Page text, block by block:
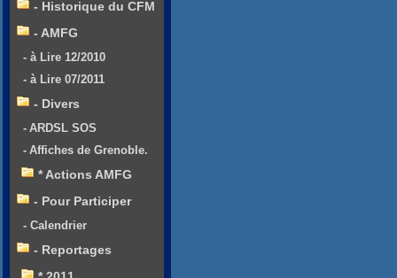
- Historique du CFM
- AMFG
- à Lire 12/2010
- à Lire 07/2011
- Divers
- ARDSL SOS
- Affiches de Grenoble.
* Actions AMFG
- Pour Participer
- Calendrier
- Reportages